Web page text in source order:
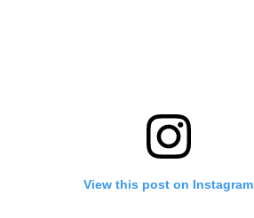
View this post on Instagram